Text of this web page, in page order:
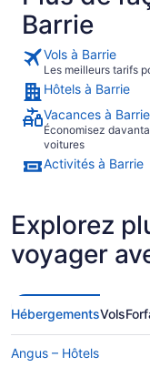
Barrie
Vols à Barrie
Les meilleurs tarifs
Hôtels à Barrie
Vacances à Barrie
Économisez
voitures
Activités à Barrie
Explorez
voyager
HébergementsVols
Angus – Hôtels